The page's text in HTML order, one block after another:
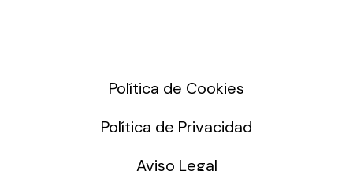
Política de Cookies
Política de Privacidad
Aviso Legal